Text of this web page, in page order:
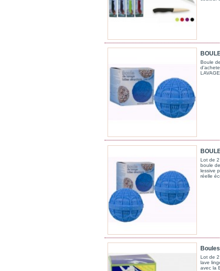
Boule
Lot de
boule
lessive
réelle
Lot de
lave
avec la